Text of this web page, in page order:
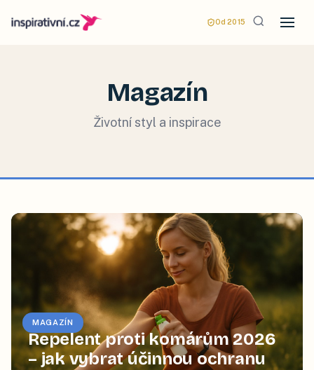
Od 2015
Magazín
Životní styl a inspirace
MAGAZÍN
Repelent proti komárům 2026
– jak vybrat účinnou ochranu